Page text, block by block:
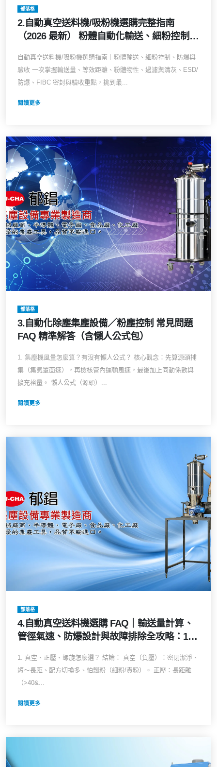
部落格
2.自動真空送料機/吸粉機選購完整指南
（2026 最新） 粉體自動化輸送、細粉控制、
自動真空送料機/吸粉機選購指南｜粉體輸送、細粉控制、防爆與
驗收 一次掌握輸送量、等效距離、粉體物性、過濾與清灰、ESD/
防爆、FIBC 密封與驗收重點，挑到最...
閱讀更多
部落格
3.自動化除塵集塵設備／粉塵控制 常見問題
FAQ 精準解答（含懶人公式包）
1. 集塵機風量怎麼算？有沒有懶人公式？ 核心觀念：先算源頭捕
集（集氣罩面速），再檢核管內運輸風速，最後加上同動係數與
擴充裕量。 懶人公式（源頭）...
閱讀更多
部落格
4.自動真空送料機選購 FAQ｜輸送量計算、
管徑氣速、防爆設計與故障排除全攻略：15
1. 真空、正壓、螺旋怎麼選？ 結論： 真空（負壓）：密閉潔淨、
短～長距、配方切換多、怕飄粉（細粉/貴粉）。 正壓：長距離
（>40&...
閱讀更多